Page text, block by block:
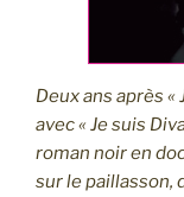
Deux ans après
avec « Je suis
roman noir en
sur le paillasson,